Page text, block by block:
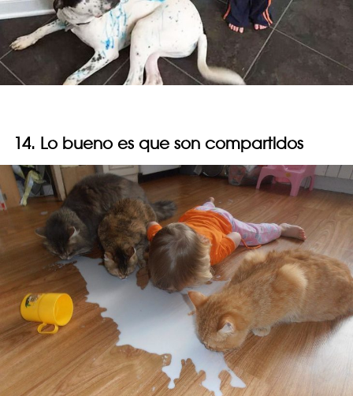
14. Lo bueno es que son compartidos